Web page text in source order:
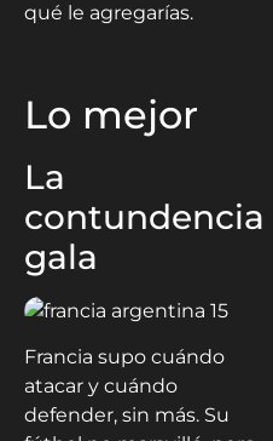
qué le agregarías.
Lo mejor
La
contundencia
gala
Francia supo cuándo
atacar y cuándo
defender, sin más. Su